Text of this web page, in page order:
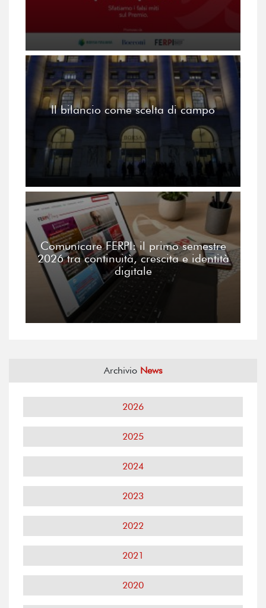
Il bilancio come scelta di campo
Comunicare FERPI: il primo semestre
2026 tra continuità, crescita e identità
digitale
Archivio News
2026
2025
2024
2023
2022
2021
2020